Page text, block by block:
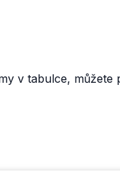
v tabulce, můžete